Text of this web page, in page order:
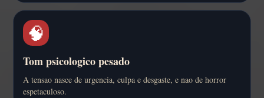
🧠
Tom psicologico pesado
A tensao nasce de urgencia, culpa e desgaste, e nao de horror
espetaculoso.